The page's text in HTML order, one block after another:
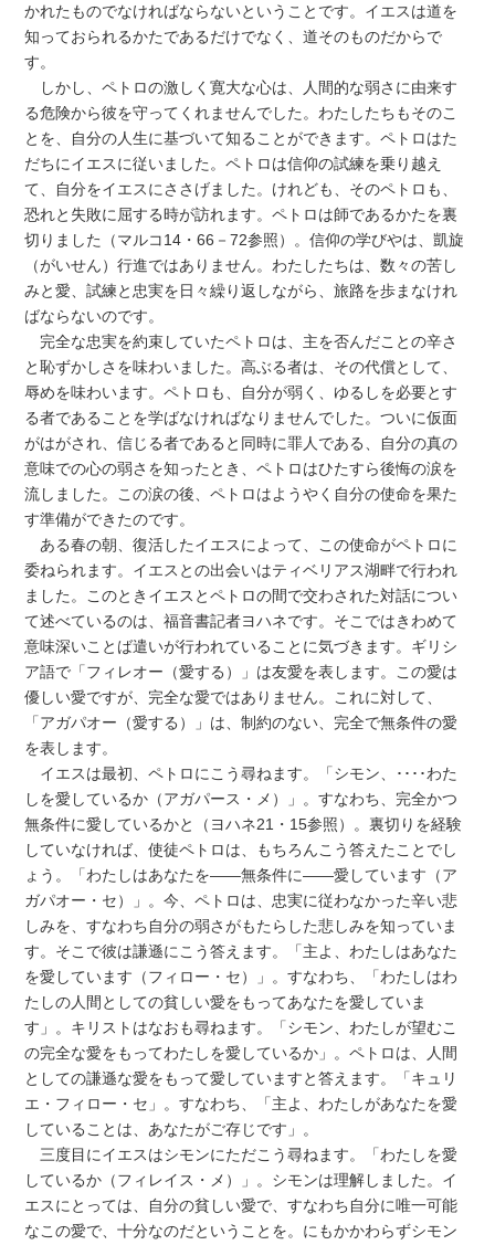
かれたものでなければならないということです。イエスは道を
知っておられるかたであるだけでなく、道そのものだからで
す。
しかし、ペトロの激しく寛大な心は、人間的な弱さに由来す
る危険から彼を守ってくれませんでした。わたしたちもそのこ
とを、自分の人生に基づいて知ることができます。ペトロはた
だちにイエスに従いました。ペトロは信仰の試練を乗り越え
て、自分をイエスにささげました。けれども、そのペトロも、
恐れと失敗に屈する時が訪れます。ペトロは師であるかたを裏
切りました（マルコ14・66－72参照）。信仰の学びやは、凱旋
（がいせん）行進ではありません。わたしたちは、数々の苦し
みと愛、試練と忠実を日々繰り返しながら、旅路を歩まなけれ
ばならないのです。
完全な忠実を約束していたペトロは、主を否んだことの辛さ
と恥ずかしさを味わいました。高ぶる者は、その代償として、
辱めを味わいます。ペトロも、自分が弱く、ゆるしを必要とす
る者であることを学ばなければなりませんでした。ついに仮面
がはがされ、信じる者であると同時に罪人である、自分の真の
意味での心の弱さを知ったとき、ペトロはひたすら後悔の涙を
流しました。この涙の後、ペトロはようやく自分の使命を果た
す準備ができたのです。
ある春の朝、復活したイエスによって、この使命がペトロに
委ねられます。イエスとの出会いはティベリアス湖畔で行われ
ました。このときイエスとペトロの間で交わされた対話につい
て述べているのは、福音書記者ヨハネです。そこではきわめて
意味深いことば遣いが行われていることに気づきます。ギリシ
ア語で「フィレオー（愛する）」は友愛を表します。この愛は
優しい愛ですが、完全な愛ではありません。これに対して、
「アガパオー（愛する）」は、制約のない、完全で無条件の愛
を表します。
イエスは最初、ペトロにこう尋ねます。「シモン、････わた
しを愛しているか（アガパース・メ）」。すなわち、完全かつ
無条件に愛しているかと（ヨハネ21・15参照）。裏切りを経験
していなければ、使徒ペトロは、もちろんこう答えたことでし
ょう。「わたしはあなたを――無条件に――愛しています（ア
ガパオー・セ）」。今、ペトロは、忠実に従わなかった辛い悲
しみを、すなわち自分の弱さがもたらした悲しみを知っていま
す。そこで彼は謙遜にこう答えます。「主よ、わたしはあなた
を愛しています（フィロー・セ）」。すなわち、「わたしはわ
たしの人間としての貧しい愛をもってあなたを愛していま
す」。キリストはなおも尋ねます。「シモン、わたしが望むこ
の完全な愛をもってわたしを愛しているか」。ペトロは、人間
としての謙遜な愛をもって愛していますと答えます。「キュリ
エ・フィロー・セ」。すなわち、「主よ、わたしがあなたを愛
していることは、あなたがご存じです」。
三度目にイエスはシモンにただこう尋ねます。「わたしを愛
しているか（フィレイス・メ）」。シモンは理解しました。イ
エスにとっては、自分の貧しい愛で、すなわち自分に唯一可能
なこの愛で、十分なのだということを。にもかかわらずシモン